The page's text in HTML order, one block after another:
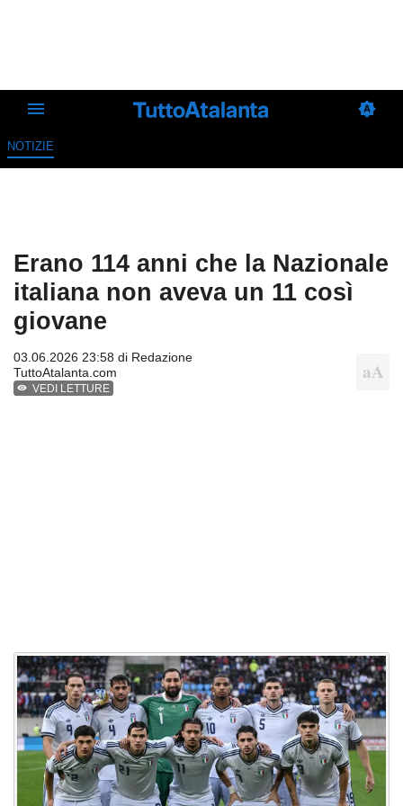
NOTIZIE
Erano 114 anni che la Nazionale
italiana non aveva un 11 così
giovane
03.06.2026 23:58 di Redazione
TuttoAtalanta.com
VEDI LETTURE